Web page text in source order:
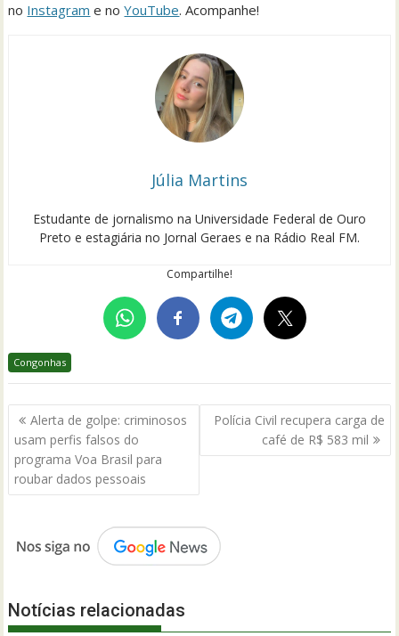
no Instagram e noYouTube. Acompanhe!
Júlia Martins
Estudante de jornalismo na Universidade Federal de Ouro
Preto e estagiária no Jornal Geraes e na Rádio Real FM.
Compartilhe!
Congonhas
Navegação
de
Post
Alerta de golpe: criminosos
usam perfis falsos do
programa Voa Brasil para
roubar dados pessoais
Polícia Civil recupera carga de
café de R$ 583 mil
Notícias relacionadas